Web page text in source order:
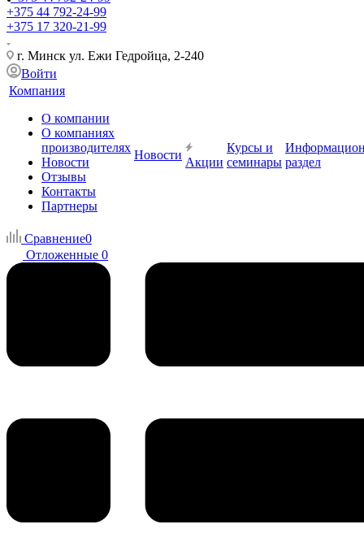
+375 44 792-24-99
+375 17 320-21-99
г. Минск ул. Ежи Гедройца, 2-240
Войти
Компания
О компании
О компаниях
производителях
Новости
Отзывы
Контакты
Партнеры
Новости
Акции
Курсы и
семинары раздел
Сравнение0
Отложенные 0